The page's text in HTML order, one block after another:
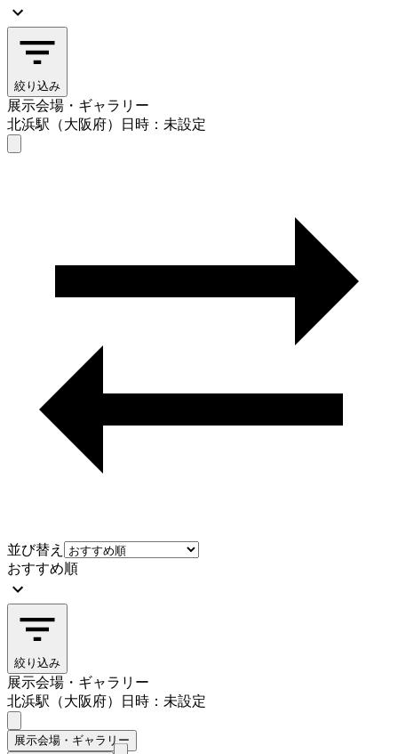
絞り込み
展示会場・ギャラリー
北浜駅（大阪府）
日時：未設定
並び替え
おすすめ順
絞り込み
展示会場・ギャラリー
北浜駅（大阪府）
日時：未設定
展示会場・ギャラリー